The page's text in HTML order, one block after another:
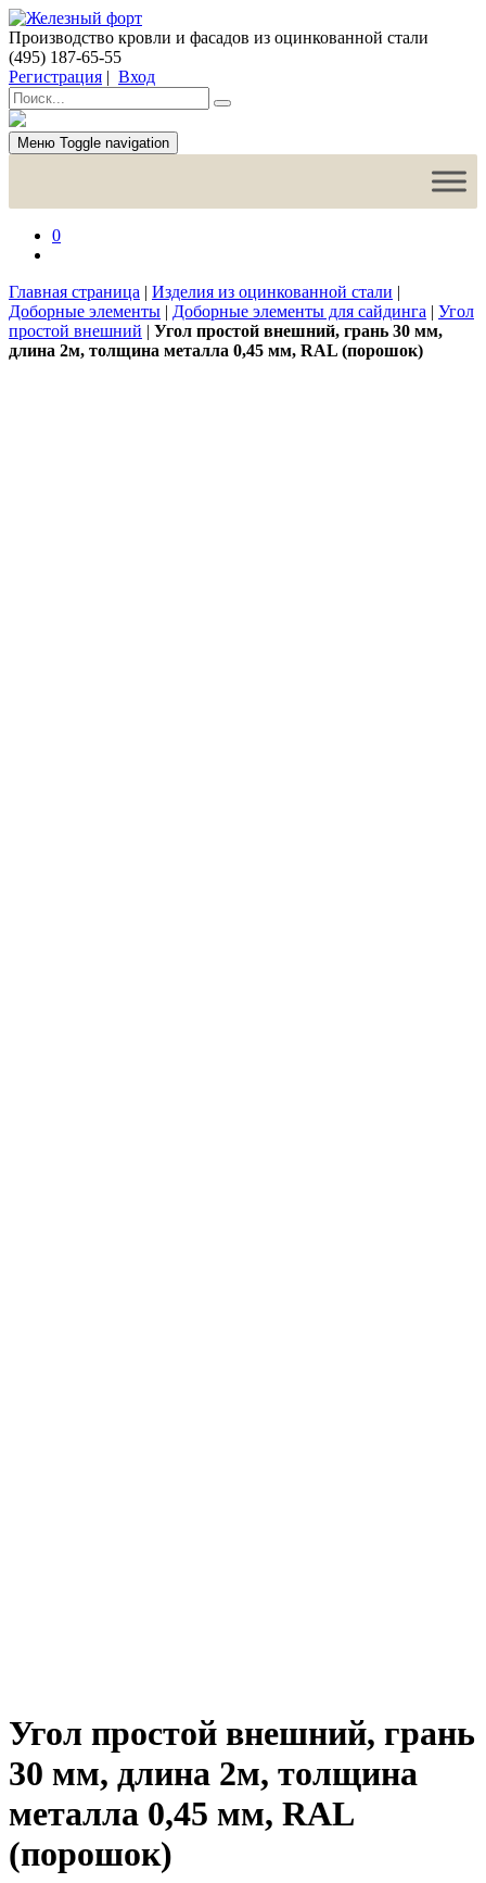
Производство кровли и фасадов из оцинкованной стали
(495) 187-65-55
Регистрация | Вход
Меню Toggle navigation
0
Главная страница | Изделия из оцинкованной стали |
Доборные элементы | Доборные элементы для сайдинга | Угол
простой внешний | Угол простой внешний, грань 30 мм,
длина 2м, толщина металла 0,45 мм, RAL (порошок)
Угол простой внешний, грань
30 мм, длина 2м, толщина
металла 0,45 мм, RAL
(порошок)